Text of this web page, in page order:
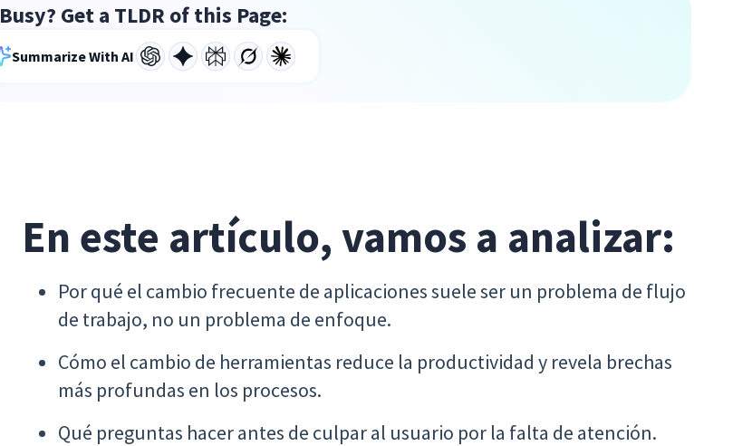
Busy? Get a TLDR of this Page:
Summarize With AI
En este artículo, vamos a analizar:
Por qué el cambio frecuente de aplicaciones suele ser un problema de flujo
de trabajo, no un problema de enfoque.
Cómo el cambio de herramientas reduce la productividad y revela brechas
más profundas en los procesos.
Qué preguntas hacer antes de culpar al usuario por la falta de atención.